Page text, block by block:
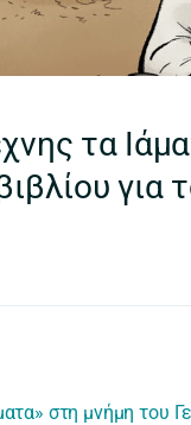
τα
για
στη μνήμη του